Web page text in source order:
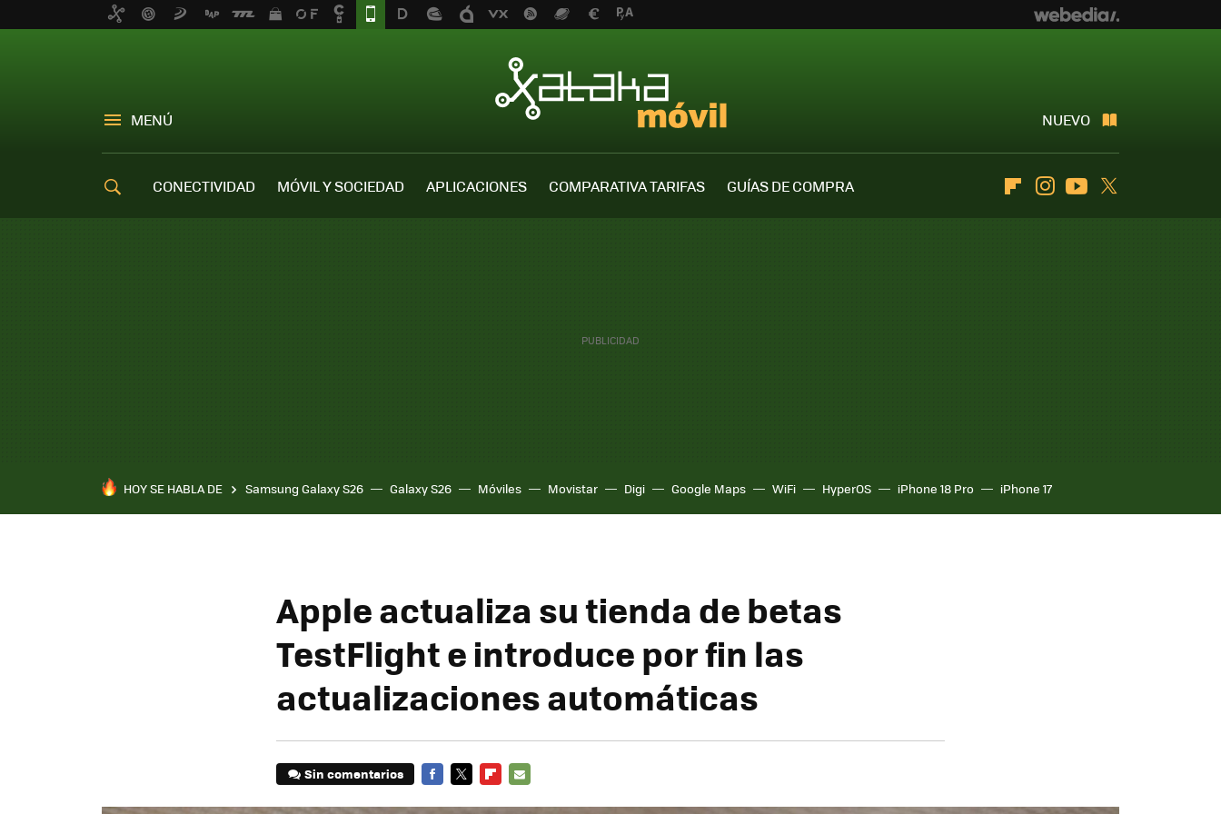
MENÚ NUEVO
CONECTIVIDAD MÓVIL Y SOCIEDAD APLICACIONES COMPARATIVA TARIFAS
GUÍAS DE COMPRA
FlipboardInstagramYoutube
HOY SE HABLA DE Samsung Galaxy S26 Galaxy S26 Móviles Movistar Digi Google Maps WiFi HyperOS iPhone 18 Pro iPhone 17
Apple actualiza su tienda de betas
TestFlight e introduce por fin las
actualizaciones automáticas
Sin comentarios